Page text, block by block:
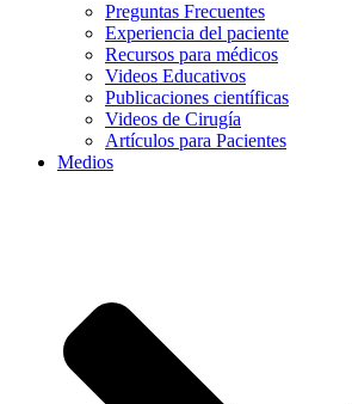
Preguntas Frecuentes
Experiencia del paciente
Recursos para médicos
Videos Educativos
Publicaciones científicas
Videos de Cirugía
Artículos para Pacientes
Medios